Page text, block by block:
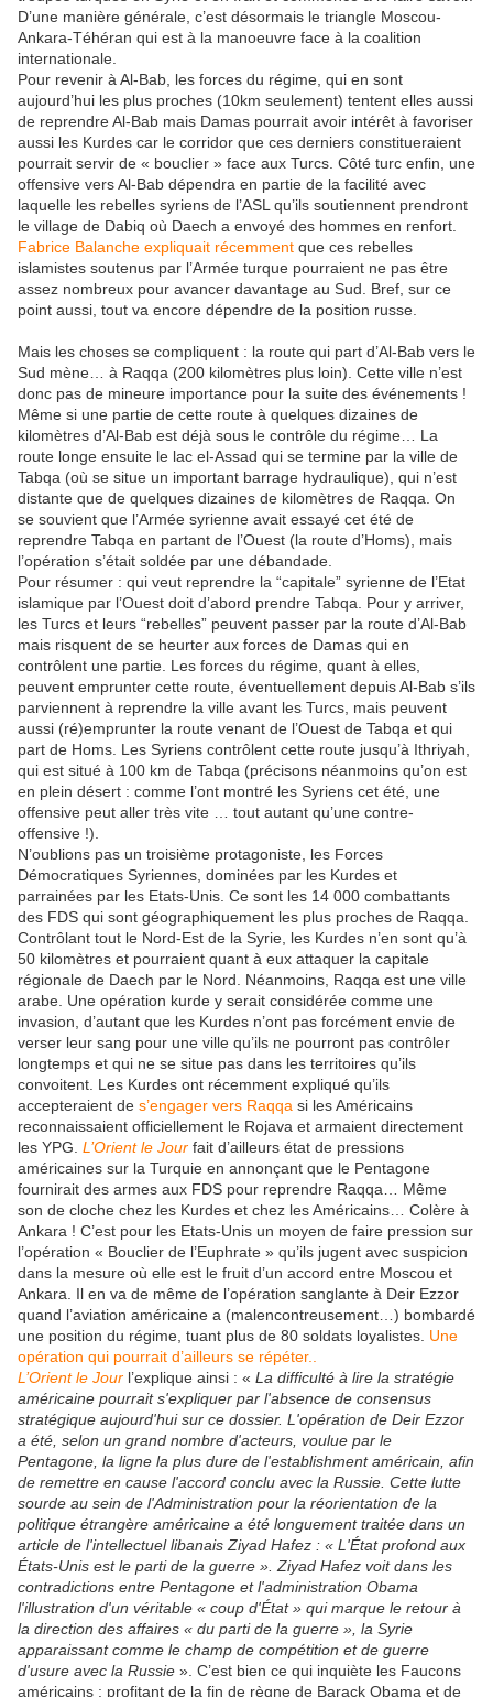
D’une manière générale, c’est désormais le triangle Moscou-
Ankara-Téhéran qui est à la manoeuvre face à la coalition
internationale.
Pour revenir à Al-Bab, les forces du régime, qui en sont
aujourd’hui les plus proches (10km seulement) tentent elles aussi
de reprendre Al-Bab mais Damas pourrait avoir intérêt à favoriser
aussi les Kurdes car le corridor que ces derniers constitueraient
pourrait servir de « bouclier » face aux Turcs. Côté turc enfin, une
offensive vers Al-Bab dépendra en partie de la facilité avec
laquelle les rebelles syriens de l’ASL qu’ils soutiennent prendront
le village de Dabiq où Daech a envoyé des hommes en renfort.
Fabrice Balanche expliquait récemment que ces rebelles
islamistes soutenus par l’Armée turque pourraient ne pas être
assez nombreux pour avancer davantage au Sud. Bref, sur ce
point aussi, tout va encore dépendre de la position russe.
Mais les choses se compliquent : la route qui part d’Al-Bab vers le
Sud mène… à Raqqa (200 kilomètres plus loin). Cette ville n’est
donc pas de mineure importance pour la suite des événements !
Même si une partie de cette route à quelques dizaines de
kilomètres d’Al-Bab est déjà sous le contrôle du régime… La
route longe ensuite le lac el-Assad qui se termine par la ville de
Tabqa (où se situe un important barrage hydraulique), qui n’est
distante que de quelques dizaines de kilomètres de Raqqa. On
se souvient que l’Armée syrienne avait essayé cet été de
reprendre Tabqa en partant de l’Ouest (la route d’Homs), mais
l’opération s’était soldée par une débandade.
Pour résumer : qui veut reprendre la “capitale” syrienne de l’Etat
islamique par l’Ouest doit d’abord prendre Tabqa. Pour y arriver,
les Turcs et leurs “rebelles” peuvent passer par la route d’Al-Bab
mais risquent de se heurter aux forces de Damas qui en
contrôlent une partie. Les forces du régime, quant à elles,
peuvent emprunter cette route, éventuellement depuis Al-Bab s’ils
parviennent à reprendre la ville avant les Turcs, mais peuvent
aussi (ré)emprunter la route venant de l’Ouest de Tabqa et qui
part de Homs. Les Syriens contrôlent cette route jusqu’à Ithriyah,
qui est situé à 100 km de Tabqa (précisons néanmoins qu’on est
en plein désert : comme l’ont montré les Syriens cet été, une
offensive peut aller très vite … tout autant qu’une contre-
offensive !).
N’oublions pas un troisième protagoniste, les Forces
Démocratiques Syriennes, dominées par les Kurdes et
parrainées par les Etats-Unis. Ce sont les 14 000 combattants
des FDS qui sont géographiquement les plus proches de Raqqa.
Contrôlant tout le Nord-Est de la Syrie, les Kurdes n’en sont qu’à
50 kilomètres et pourraient quant à eux attaquer la capitale
régionale de Daech par le Nord. Néanmoins, Raqqa est une ville
arabe. Une opération kurde y serait considérée comme une
invasion, d’autant que les Kurdes n’ont pas forcément envie de
verser leur sang pour une ville qu’ils ne pourront pas contrôler
longtemps et qui ne se situe pas dans les territoires qu’ils
convoitent. Les Kurdes ont récemment expliqué qu’ils
accepteraient de s’engager vers Raqqa si les Américains
reconnaissaient officiellement le Rojava et armaient directement
les YPG. L’Orient le Jour fait d’ailleurs état de pressions
américaines sur la Turquie en annonçant que le Pentagone
fournirait des armes aux FDS pour reprendre Raqqa… Même
son de cloche chez les Kurdes et chez les Américains… Colère à
Ankara ! C’est pour les Etats-Unis un moyen de faire pression sur
l’opération « Bouclier de l’Euphrate » qu’ils jugent avec suspicion
dans la mesure où elle est le fruit d’un accord entre Moscou et
Ankara. Il en va de même de l’opération sanglante à Deir Ezzor
quand l’aviation américaine a (malencontreusement…) bombardé
une position du régime, tuant plus de 80 soldats loyalistes. Une
opération qui pourrait d’ailleurs se répéter..
L’Orient le Jour l’explique ainsi : « La difficulté à lire la stratégie
américaine pourrait s'expliquer par l'absence de consensus
stratégique aujourd'hui sur ce dossier. L'opération de Deir Ezzor
a été, selon un grand nombre d'acteurs, voulue par le
Pentagone, la ligne la plus dure de l'establishment américain, afin
de remettre en cause l'accord conclu avec la Russie. Cette lutte
sourde au sein de l'Administration pour la réorientation de la
politique étrangère américaine a été longuement traitée dans un
article de l'intellectuel libanais Ziyad Hafez : « L'État profond aux
États-Unis est le parti de la guerre ». Ziyad Hafez voit dans les
contradictions entre Pentagone et l'administration Obama
l'illustration d'un véritable « coup d'État » qui marque le retour à
la direction des affaires « du parti de la guerre », la Syrie
apparaissant comme le champ de compétition et de guerre
d'usure avec la Russie ». C’est bien ce qui inquiète les Faucons
américains : profitant de la fin de règne de Barack Obama et de